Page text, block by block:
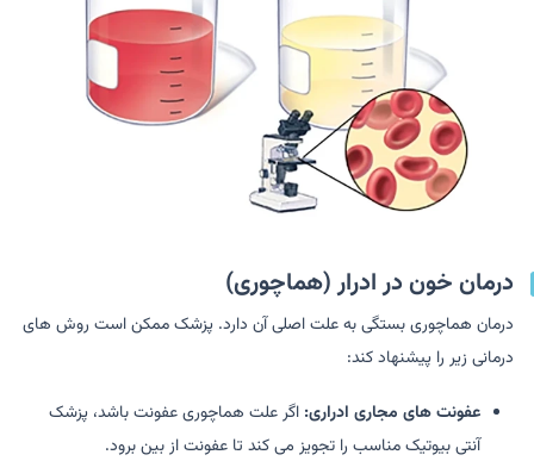
درمان خون در ادرار (هماچوری)
درمان هماچوری بستگی به علت اصلی آن دارد. پزشک ممکن است روش های
درمانی زیر را پیشنهاد کند:
عفونت های مجاری ادراری: اگر علت هماچوری عفونت باشد، پزشک
آنتی بیوتیک مناسب را تجویز می کند تا عفونت از بین برود.